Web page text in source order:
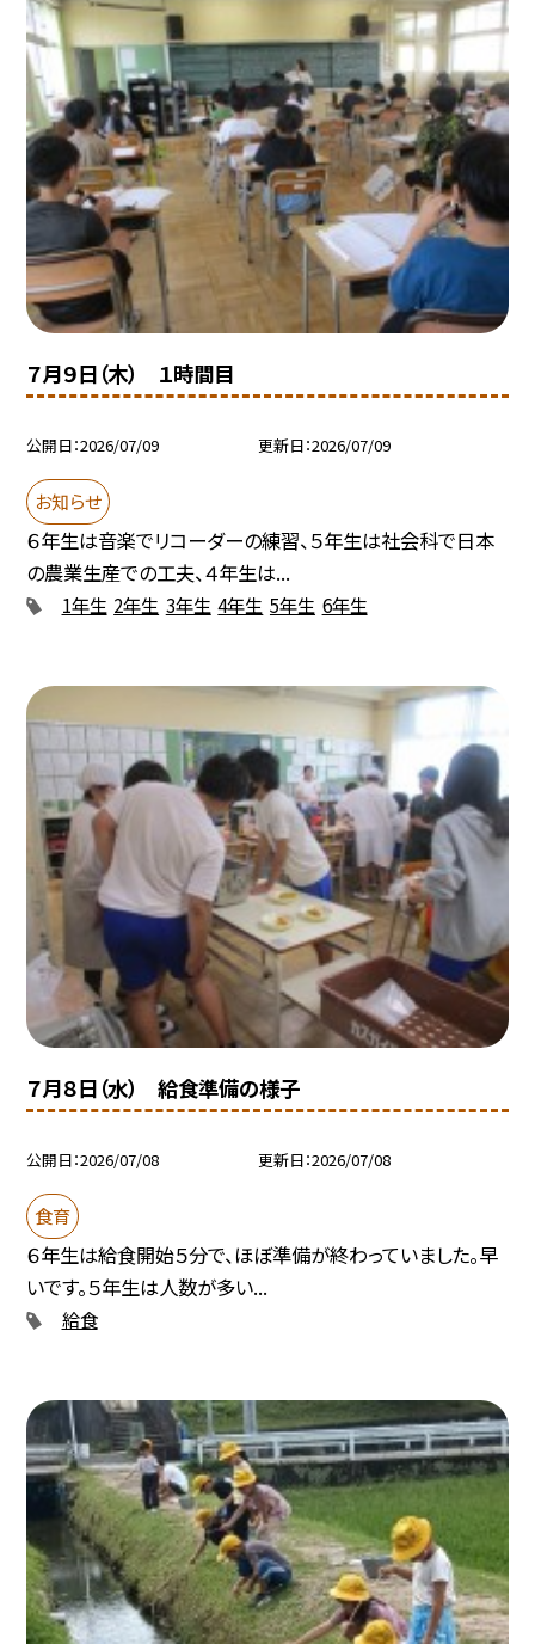
７月９日（木） １時間目
公開日 2026/07/09 更新日 2026/07/09
お知らせ
６年生は音楽でリコーダーの練習、５年生は社会科で日本
の農業生産での工夫、４年生は...
1年生 2年生 3年生 4年生 5年生 6年生
７月８日（水） 給食準備の様子
公開日 2026/07/08 更新日 2026/07/08
食育
６年生は給食開始５分で、ほぼ準備が終わっていました。早
いです。５年生は人数が多い...
給食